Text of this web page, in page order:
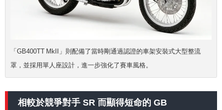
「GB400TT MkII」則配備了當時剛通過認證的車架安裝式大型整流
罩，並採用單人座設計，進一步強化了賽車風格。
相較於競爭對手 SR 而顯得短命的 GB